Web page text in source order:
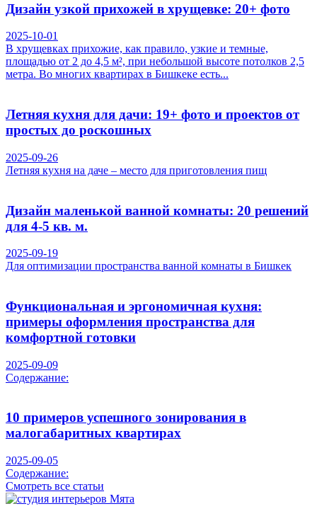
Дизайн узкой прихожей в хрущевке: 20+ фото
2025-10-01
В хрущевках прихожие, как правило, узкие и темные,
площадью от 2 до 4,5 м², при небольшой высоте потолков 2,5
метра. Во многих квартирах в Бишкеке есть...
Летняя кухня для дачи: 19+ фото и проектов от
простых до роскошных
2025-09-26
Летняя кухня на даче – место для приготовления пищ
Дизайн маленькой ванной комнаты: 20 решений
для 4-5 кв. м.
2025-09-19
Для оптимизации пространства ванной комнаты в Бишкек
Функциональная и эргономичная кухня:
примеры оформления пространства для
комфортной готовки
2025-09-09
Содержание:
10 примеров успешного зонирования в
малогабаритных квартирах
2025-09-05
Содержание:
Смотреть все статьи